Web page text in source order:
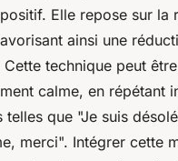
Elle repose sur la
ainsi une
Cette technique peut
calme, en répétant
telles que "Je suis
merci". Intégrer cette